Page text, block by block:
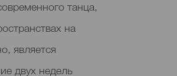
танца,
на
является
двух недель